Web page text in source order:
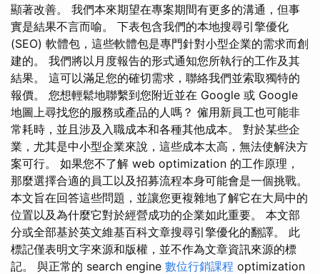
顯著改善。 我們本來期望在專案期間有更多的溝通，但事
實是結果不言而喻。 下表包含我們的本地搜尋引擎優化
(SEO) 軟體包，這些軟體包是專門針對小型企業的需求而創
建的。 我們將以月度報告的形式通知您所執行的工作及其
結果。 這可以滿足您的確切需求，聯絡我們並索取獨特的
報價。 您想輕鬆地聯繫到您附近並在 Google 或 Google
地圖上尋找您的服務或產品的人嗎？ 僱用新員工也可能非
常耗時，並且涉及入職成本和各種其他成本。 對於某些企
業，尤其是中小型企業來說，這些成本太高，無法使解決方
案可行。 如果您不了解 web optimization 的工作原理，
那麼選擇合適的員工以及招募流程本身可能會是一個挑戰。
本文旨在回答這些問題，並讓您更複雜地了解它在大局中的
位置以及為什麼它對於經營成功的企業如此重要。 本文部
分或全部基於英文維基百科文章搜尋引擎優化的翻譯。 此
標記僅表明文字來源和版權，並不作為文章資訊來源的標
記。 與正常的 search engine 數位行銷課程 optimization